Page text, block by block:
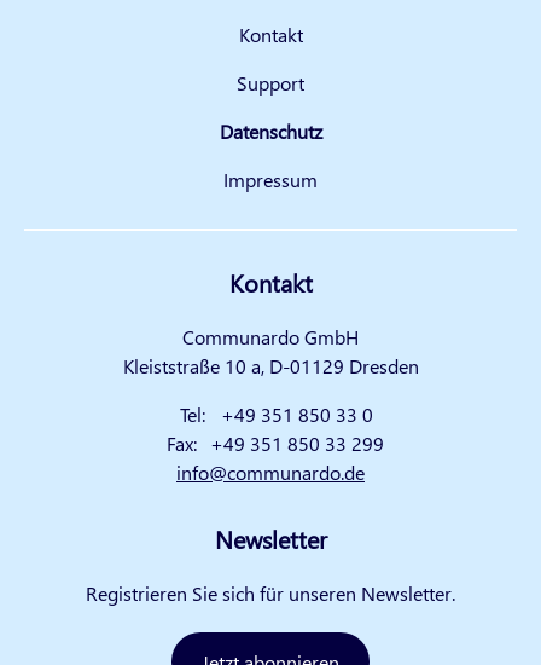
Kontakt
Support
Datenschutz
Impressum
Kontakt
Communardo GmbH
Kleiststraße 10 a, D-01129 Dresden
Tel:
+49 351 850 33 0
Fax: +49 351 850 33 299
info@communardo.de
Newsletter
Registrieren Sie sich für unseren Newsletter.